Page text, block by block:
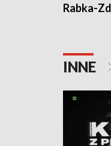
Rabka-
INNE